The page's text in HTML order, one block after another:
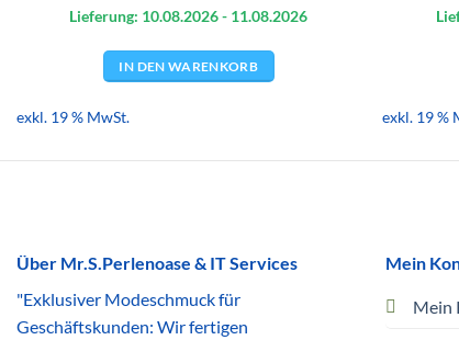
Lieferung: 10.08.2026- 11.08.2026
IN DEN WARENKORB
exkl. 19 % MwSt. exkl. 19 %
Über Mr.S.Perlenoase & IT Services
"Exklusiver Modeschmuck für
Geschäftskunden: Wir fertigen
Mein
Mein